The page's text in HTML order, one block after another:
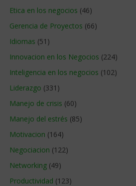
Etica en los negocios (46)
Gerencia de Proyectos (66)
Idiomas (51)
Innovacion en los Negocios (224)
Inteligencia en los negocios (102)
Liderazgo (331)
Manejo de crisis (60)
Manejo del estrés (85)
Motivacion (164)
Negociacion (122)
Networking (49)
Productividad (123)